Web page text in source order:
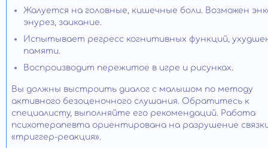
Жалуется на головные, кишечные боли. Возможен
энурез, заикание.
Испытывает регресс когнитивных функций,
памяти.
Воспроизводит пережитое в игре и рисунках.
Вы должны выстроить диалог с малышом по методу
активного безоценочного слушания. Обратитесь к
специалисту, выполняйте его рекомендаций. Работа
психотерапевта ориентирована на разрушение
«триггер-реакция».